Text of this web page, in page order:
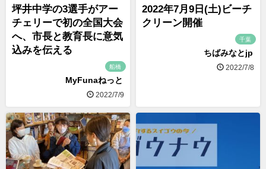
坪井中学の3選手がアー
チェリーで初の全国大会
へ、市長と教育長に意気
込みを伝える
船橋
MyFunaねっと
2022/7/9
2022年7月9日(土)ビーチ
クリーン開催
千葉
ちばみなとjp
2022/7/8